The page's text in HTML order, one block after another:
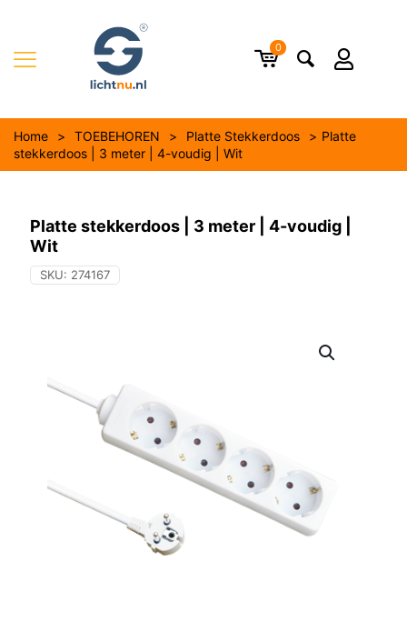
0
Home > TOEBEHOREN > Platte Stekkerdoos > Platte
stekkerdoos | 3 meter | 4-voudig | Wit
Platte stekkerdoos | 3 meter | 4-voudig |
Wit
SKU: 274167